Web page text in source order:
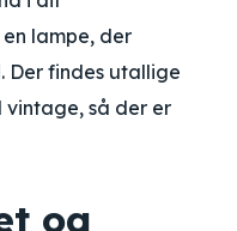
lampe, der
Der findes utallige
vintage, så der er
og